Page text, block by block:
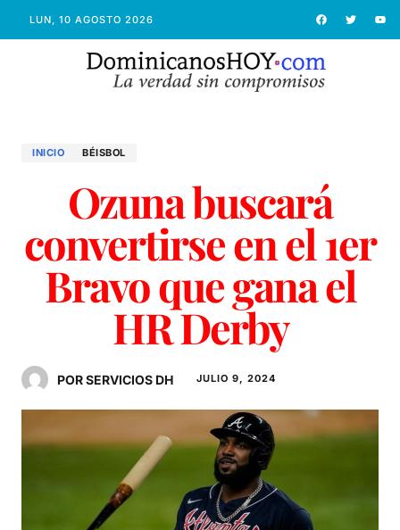
LUN, 10 AGOSTO 2026
INICIO BÉISBOL
Ozuna buscará
convertirse en el 1er
Bravo que gana el
HR Derby
POR SERVICIOS DH JULIO 9, 2024